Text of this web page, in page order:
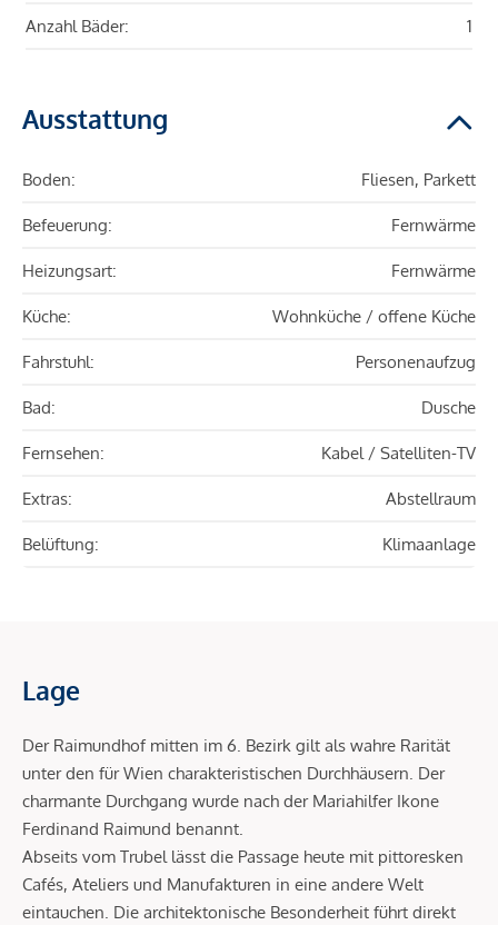
Anzahl Bäder: 1
Ausstattung
Boden: Fliesen, Parkett
Befeuerung: Fernwärme
Heizungsart: Fernwärme
Küche: Wohnküche / offene Küche
Fahrstuhl: Personenaufzug
Bad: Dusche
Fernsehen: Kabel / Satelliten-TV
Extras: Abstellraum
Belüftung: Klimaanlage
Lage
Der Raimundhof mitten im 6. Bezirk gilt als wahre Rarität
unter den für Wien charakteristischen Durchhäusern. Der
charmante Durchgang wurde nach der Mariahilfer Ikone
Ferdinand Raimund benannt.
Abseits vom Trubel lässt die Passage heute mit pittoresken
Cafés, Ateliers und Manufakturen in eine andere Welt
eintauchen. Die architektonische Besonderheit führt direkt